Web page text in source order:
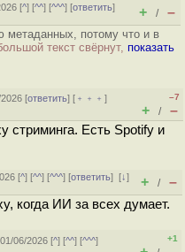
[^] [^^] [^^^] [ответить]
+ / –
метаданных, потому что и в
текст свёрнут, показать
[ответить] [ ﹢﹢﹢]
–7
+ / –
стриминга. Есть Spotify и
[^] [^^] [^^^] [ответить][↓]
+ / –
когда ИИ за всех думает.
06/2026 [^] [^^] [^^^]
+1